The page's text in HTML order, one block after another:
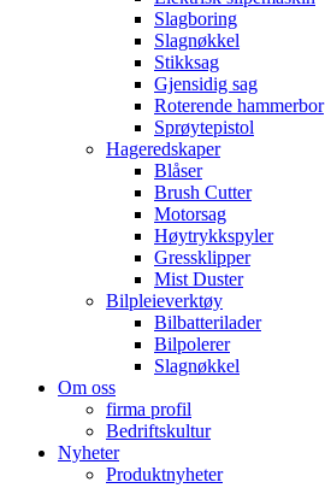
Slagboring
Slagnøkkel
Stikksag
Gjensidig sag
Roterende hammerbor
Sprøytepistol
Hageredskaper
Blåser
Brush Cutter
Motorsag
Høytrykkspyler
Gressklipper
Mist Duster
Bilpleieverktøy
Bilbatterilader
Bilpolerer
Slagnøkkel
Om oss
firma profil
Bedriftskultur
Nyheter
Produktnyheter